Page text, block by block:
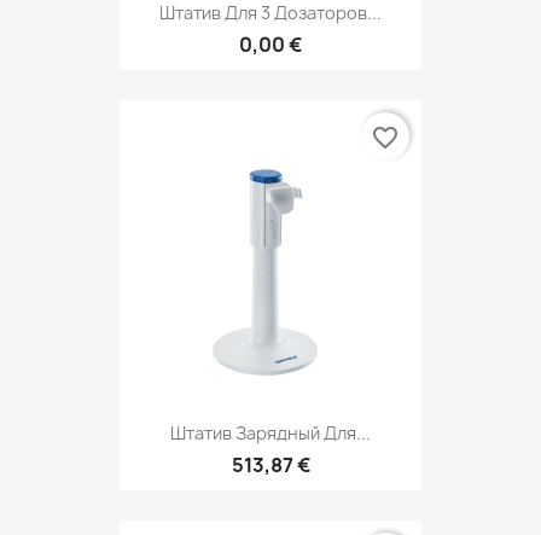
Штатив Для 3 Дозаторов...
0,00 €
Штатив Зарядный Для...
513,87 €
favorite_border